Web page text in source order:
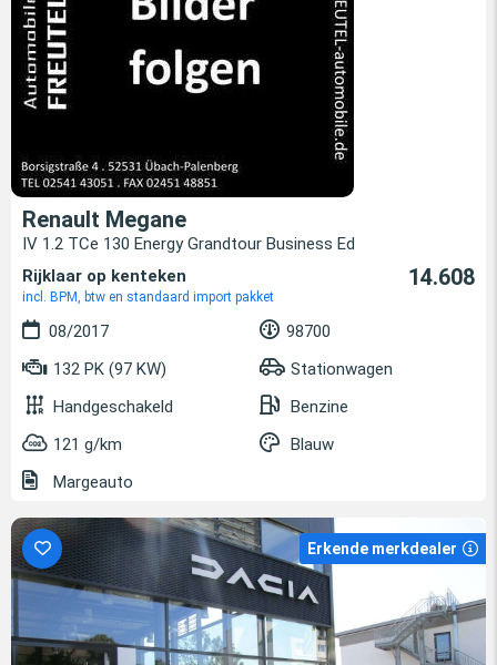
Renault Megane
IV 1.2 TCe 130 Energy Grandtour Business Ed
Rijklaar op kenteken
incl. BPM, btw en standaard import pakket
14.608
08/2017
98700
132 PK (97 KW)
Stationwagen
Handgeschakeld
Benzine
121 g/km
Blauw
Margeauto
Erkende merkdealer